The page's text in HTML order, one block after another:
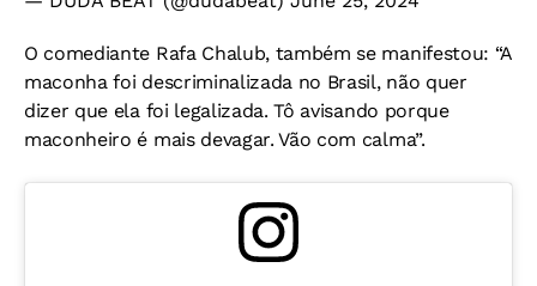
O comediante Rafa Chalub, também se manifestou: “A
maconha foi descriminalizada no Brasil, não quer
dizer que ela foi legalizada. Tô avisando porque
maconheiro é mais devagar. Vão com calma”.